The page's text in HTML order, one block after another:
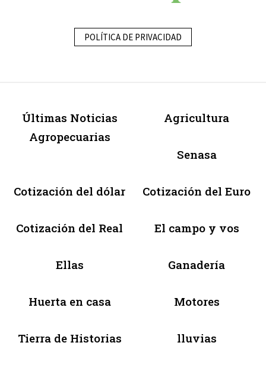
POLÍTICA DE PRIVACIDAD
Últimas Noticias
Agropecuarias
Agricultura
Senasa
Cotización del dólar Cotización del Euro
Cotización del Real El campo y vos
Ellas Ganadería
Huerta en casa Motores
Tierra de Historias lluvias